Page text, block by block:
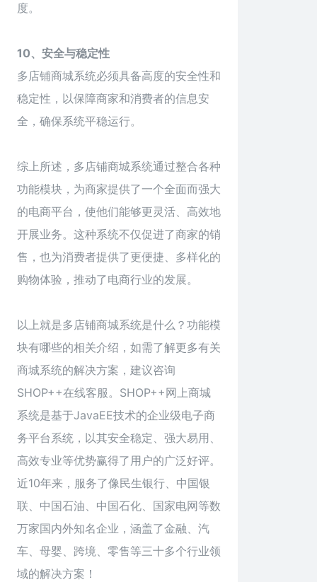
度。
10、安全与稳定性
多店铺商城系统必须具备高度的安全性和
稳定性，以保障商家和消费者的信息安
全，确保系统平稳运行。
综上所述，多店铺商城系统通过整合各种
功能模块，为商家提供了一个全面而强大
的电商平台，使他们能够更灵活、高效地
开展业务。这种系统不仅促进了商家的销
售，也为消费者提供了更便捷、多样化的
购物体验，推动了电商行业的发展。
以上就是多店铺商城系统是什么？功能模
块有哪些的相关介绍，如需了解更多有关
商城系统的解决方案，建议咨询
SHOP++在线客服。SHOP++网上商城
系统是基于JavaEE技术的企业级电子商
务平台系统，以其安全稳定、强大易用、
高效专业等优势赢得了用户的广泛好评。
近10年来，服务了像民生银行、中国银
联、中国石油、中国石化、国家电网等数
万家国内外知名企业，涵盖了金融、汽
车、母婴、跨境、零售等三十多个行业领
域的解决方案！